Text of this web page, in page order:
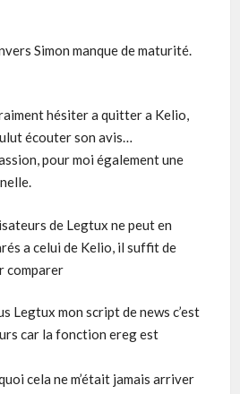
Simon manque de maturité.
hésiter a quitter a Kelio,
écouter son avis…
pour moi également une
de Legtux ne peut en
a celui de Kelio, il suffit de
comparer
Legtux mon script de news c’est
car la fonction ereg est
cela ne m’était jamais arriver